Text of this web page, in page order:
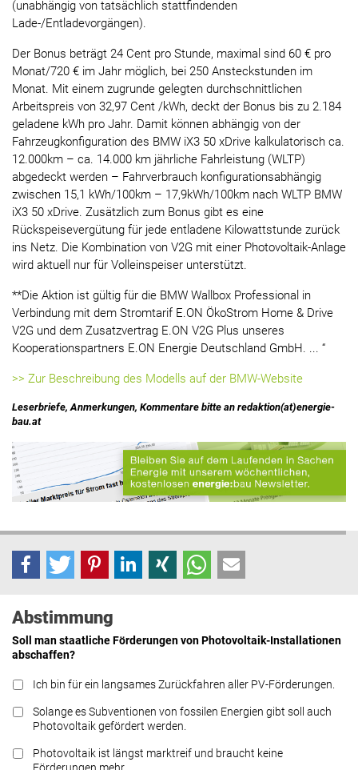
(unabhängig von tatsächlich stattfindenden
Lade-/Entladevorgängen).
Der Bonus beträgt 24 Cent pro Stunde, maximal sind 60 € pro
Monat/720 € im Jahr möglich, bei 250 Ansteckstunden im
Monat. Mit einem zugrunde gelegten durchschnittlichen
Arbeitspreis von 32,97 Cent /kWh, deckt der Bonus bis zu 2.184
geladene kWh pro Jahr. Damit können abhängig von der
Fahrzeugkonfiguration des BMW iX3 50 xDrive kalkulatorisch ca.
12.000km – ca. 14.000 km jährliche Fahrleistung (WLTP)
abgedeckt werden – Fahrverbrauch konfigurationsabhängig
zwischen 15,1 kWh/100km – 17,9kWh/100km nach WLTP BMW
iX3 50 xDrive. Zusätzlich zum Bonus gibt es eine
Rückspeisevergütung für jede entladene Kilowattstunde zurück
ins Netz. Die Kombination von V2G mit einer Photovoltaik-Anlage
wird aktuell nur für Volleinspeiser unterstützt.
**Die Aktion ist gültig für die BMW Wallbox Professional in
Verbindung mit dem Stromtarif E.ON ÖkoStrom Home & Drive
V2G und dem Zusatzvertrag E.ON V2G Plus unseres
Kooperationspartners E.ON Energie Deutschland GmbH. ... “
>> Zur Beschreibung des Modells auf der BMW-Website
Leserbriefe, Anmerkungen, Kommentare bitte an redaktion(at)energie-
bau.at
Abstimmung
Soll man staatliche Förderungen von Photovoltaik-Installationen
abschaffen?
Ich bin für ein langsames Zurückfahren aller PV-Förderungen.
Solange es Subventionen von fossilen Energien gibt soll auch
Photovoltaik gefördert werden.
Photovoltaik ist längst marktreif und braucht keine